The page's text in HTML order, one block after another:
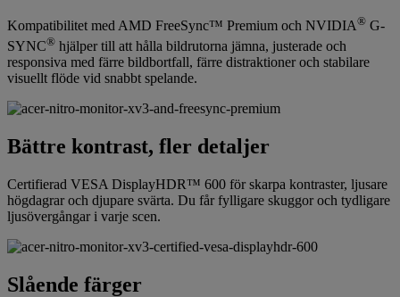
Kompatibilitet med AMD FreeSync™ Premium och NVIDIA® G-
SYNC® hjälper till att hålla bildrutorna jämna, justerade och
responsiva med färre bildbortfall, färre distraktioner och stabilare
visuellt flöde vid snabbt spelande.
Bättre kontrast, fler detaljer
Certifierad VESA DisplayHDR™ 600 för skarpa kontraster, ljusare
högdagrar och djupare svärta. Du får fylligare skuggor och tydligare
ljusövergångar i varje scen.
Slående färger